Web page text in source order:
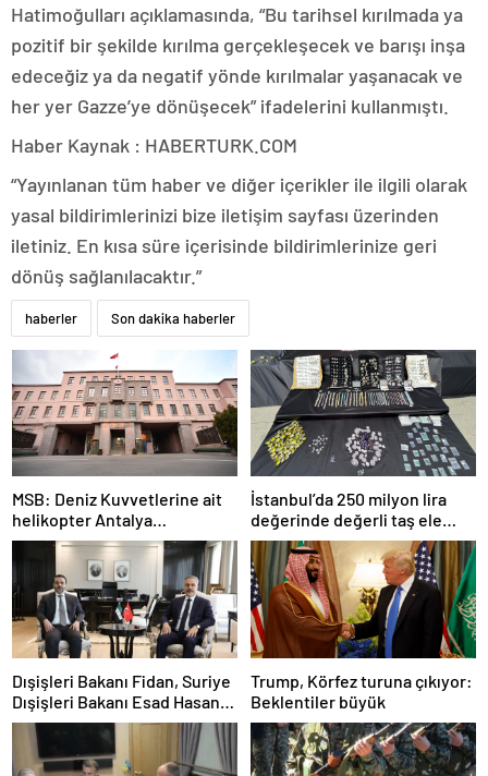
Hatimoğulları açıklamasında, “Bu tarihsel kırılmada ya
pozitif bir şekilde kırılma gerçekleşecek ve barışı inşa
edeceğiz ya da negatif yönde kırılmalar yaşanacak ve
her yer Gazze’ye dönüşecek” ifadelerini kullanmıştı.
Haber Kaynak : HABERTURK.COM
“Yayınlanan tüm haber ve diğer içerikler ile ilgili olarak
yasal bildirimlerinizi bize iletişim sayfası üzerinden
iletiniz. En kısa süre içerisinde bildirimlerinize geri
dönüş sağlanılacaktır.”
haberler Son dakika haberler
MSB: Deniz Kuvvetlerine ait
helikopter Antalya
açıklarında acil iniş yaptı
İstanbul’da 250 milyon lira
değerinde değerli taş ele
geçirildi
Dışişleri Bakanı Fidan, Suriye
Dışişleri Bakanı Esad Hasan
Şeybani ile görüştü
Trump, Körfez turuna çıkıyor:
Beklentiler büyük